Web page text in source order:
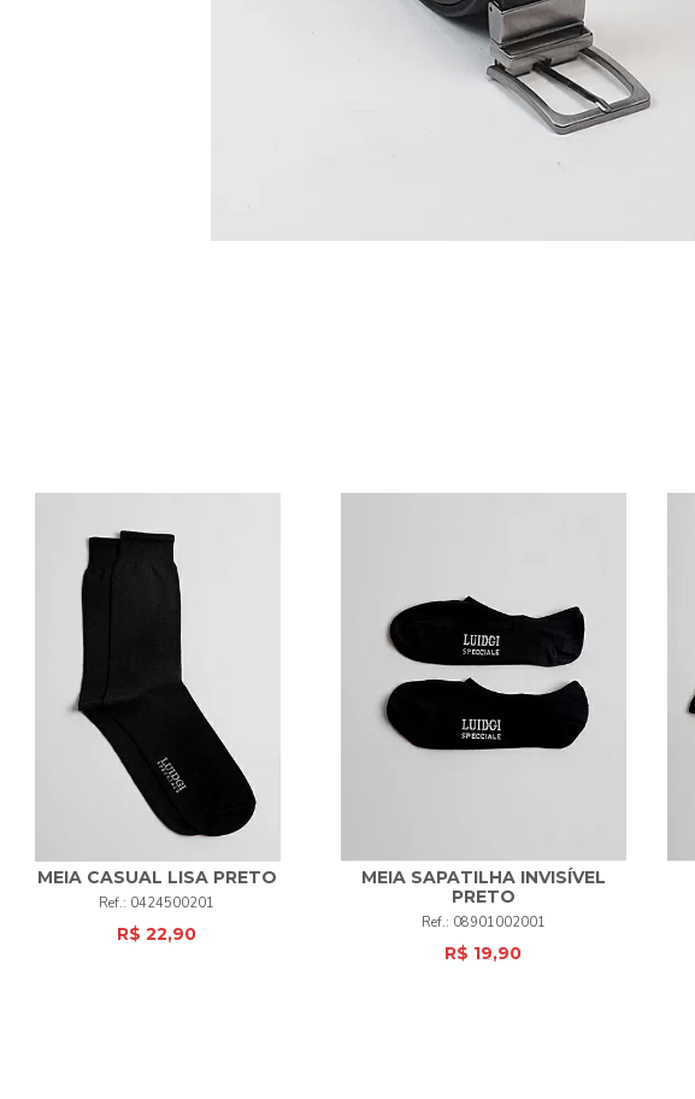
UNI +
MEIA CASUAL LISA PRETO
0424500201
R$ 22,90
UNI +
COMPRAR
MEIA SAPATILHA INVISÍVEL
PRETO
08901002001
R$ 19,90